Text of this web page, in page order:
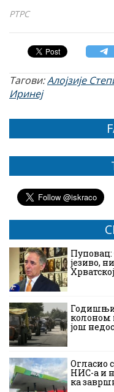
РТРС
Тагови:Алојзије
Иринеј
Пуповац:
језиво,
Хрватској
колоном
још
Огласио
НИС-а и
ка